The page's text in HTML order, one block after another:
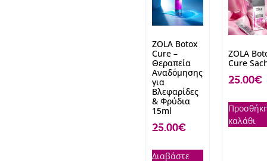
ZOLA Botox
Cure –
Θεραπεία
Αναδόμησης
για
Βλεφαρίδες
& Φρύδια
15ml
25.00€
Διαβάστε
ZOLA
Cure
25.00€
καλάθι